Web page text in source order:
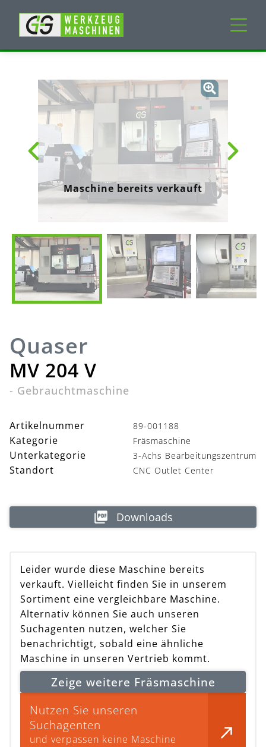
Neumaschinen
Gebrauchtmaschinen
Dienstleistungen
Unternehmen
Mein Konto
Maschine bereits verkauft
Quaser
MV 204 V
- Gebrauchtmaschine
Artikelnummer 89-001188
Kategorie Fräsmaschine
Unterkategorie 3-Achs Bearbeitungszentrum
Standort CNC Outlet Center
Downloads
Leider wurde diese Maschine bereits
verkauft. Vielleicht finden Sie in unserem
Sortiment eine vergleichbare Maschine.
Alternativ können Sie auch unseren
Suchagenten nutzen, welcher Sie
benachrichtigt, sobald eine ähnliche
Maschine in unseren Vertrieb kommt.
Zeige weitere Fräsmaschine
Nutzen Sie unseren
Suchagenten
und verpassen keine Maschine